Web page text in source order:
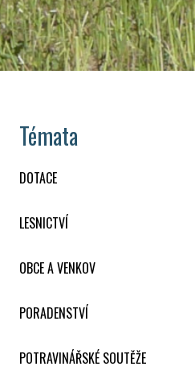
Témata
DOTACE
LESNICTVÍ
OBCE A VENKOV
PORADENSTVÍ
POTRAVINÁŘSKÉ SOUTĚŽE